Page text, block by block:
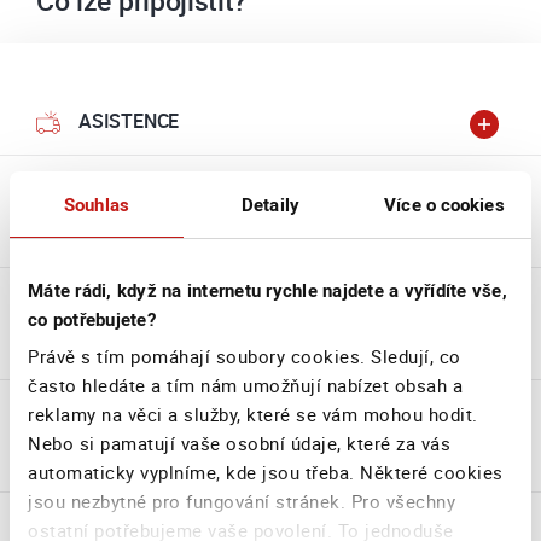
Souhlas Detaily Více o cookies
Máte rádi, když na internetu rychle najdete a vyřídíte vše,
co potřebujete?
Právě s tím pomáhají soubory cookies. Sledují, co
často hledáte a tím nám umožňují nabízet obsah a
reklamy na věci a služby, které se vám mohou hodit.
Nebo si pamatují vaše osobní údaje, které za vás
automaticky vyplníme, kde jsou třeba. Některé cookies
jsou nezbytné pro fungování stránek. Pro všechny
ostatní potřebujeme vaše povolení. To jednoduše
ASISTENCE
POŠKOZENÍ VŠECH SKEL
STŘET SE ZVÍŘETEM
NEROVNOST VOZOVKY